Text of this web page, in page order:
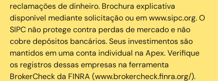
reclamações de dinheiro. Brochura explicativa
disponível mediante solicitação ou em www.sipc.org. O
SIPC não protege contra perdas de mercado e não
cobre depósitos bancários. Seus investimentos são
mantidos em uma conta individual na Apex. Verifique
os registros dessas empresas na ferramenta
BrokerCheck da FINRA (www.brokercheck.finra.org/).